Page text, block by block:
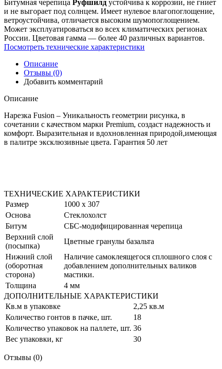
Битумная черепица Руфшилд устойчива к коррозии, не гниет
и не выгорает под солнцем. Имеет нулевое влагопоглощение,
ветроустойчива, отличается высоким шумопоглощением.
Может эксплуатироваться во всех климатических регионах
России. Цветовая гамма — более 40 различных вариантов.
Посмотреть технические характеристики
Описание
Отзывы (0)
Добавить комментарий
Описание
Нарезка Fusion ­– Уникальность геометрии рисунка, в
сочетании с качеством марки Premium, создаст надежность и
комфорт. Выразительная и вдохновленная природой,имеющая
в палитре эксклюзивные цвета. Гарантия 50 лет
ТЕХНИЧЕСКИЕ ХАРАКТЕРИСТИКИ
Размер
1000 х 307
Основа
Стеклохолст
Битум
СБС-модифицированная черепица
Верхний слой
(посыпка)
Цветные гранулы базальта
Нижний слой
(оборотная
сторона)
Наличие самоклеящегося сплошного слоя с
добавлением дополнительных валиков
мастики.
Толщина
4 мм
ДОПОЛНИТЕЛЬНЫЕ ХАРАКТЕРИСТИКИ
Кв.м в упаковке
2,25 кв.м
Количество гонтов в пачке, шт.
18
Количество упаковок на паллете, шт. 36
Вес упаковки, кг
30
Отзывы (0)